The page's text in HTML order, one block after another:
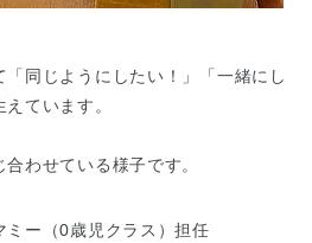
同じようにしたい！」「一緒にし
ています。
合わせている様子です。
ー（0歳児クラス）担任